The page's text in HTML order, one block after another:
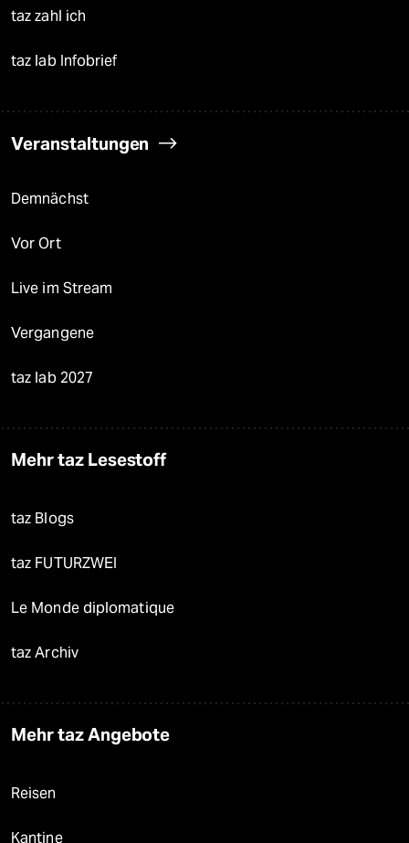
taz zahl ich
taz lab Infobrief
Veranstaltungen
Demnächst
Vor Ort
Live im Stream
Vergangene
taz lab 2027
Mehr taz Lesestoff
taz Blogs
taz FUTURZWEI
Le Monde diplomatique
taz Archiv
Mehr taz Angebote
Reisen
Kantine